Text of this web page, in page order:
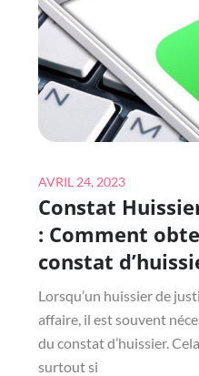
POUR
INSTALLER
ET
DES
DE
GARAGE
AVEC
DES
DE
SÉCURITÉ
AVANCÉS
Posted
on
AVRIL 24, 2023
Constat
: Comment
constat
Lorsqu’un huissier de
affaire, il est souvent
du constat d’huissier.
surtout si